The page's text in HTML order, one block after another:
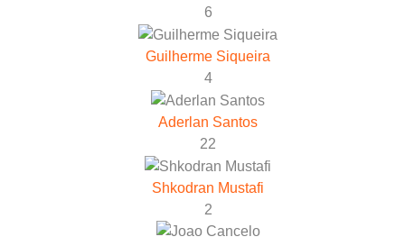
6
Guilherme Siqueira
4
Aderlan Santos
22
Shkodran Mustafi
2